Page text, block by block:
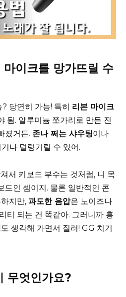
이크를 망가뜨릴 수
당연히 가능! 특히 리본 마이크
됨. 알루미늄 쪼가리로 만든 진
졌거든. 존나 쩌는 샤우팅이나
나 덜렁거릴 수 있어.
서 키보드 부수는 것처럼, 니 목
드인 셈이지. 물론 일반적인 콘
지만, 과도한 음압은 노이즈나
티 되는 건 똑같아. 그러니까 흥
도 생각해 가면서 질러! GG 치기
무엇인가요?